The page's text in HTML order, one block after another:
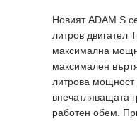
Новият ADAM S
литров двигател
максимална
максимален
литрова
впечатляващата
работен обем.